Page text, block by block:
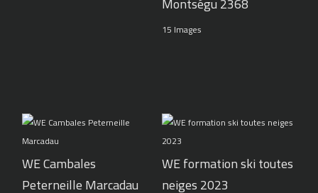
15 Images
WE Cambales
Peterneille Marcadau
WE formation ski toutes
neiges 2023